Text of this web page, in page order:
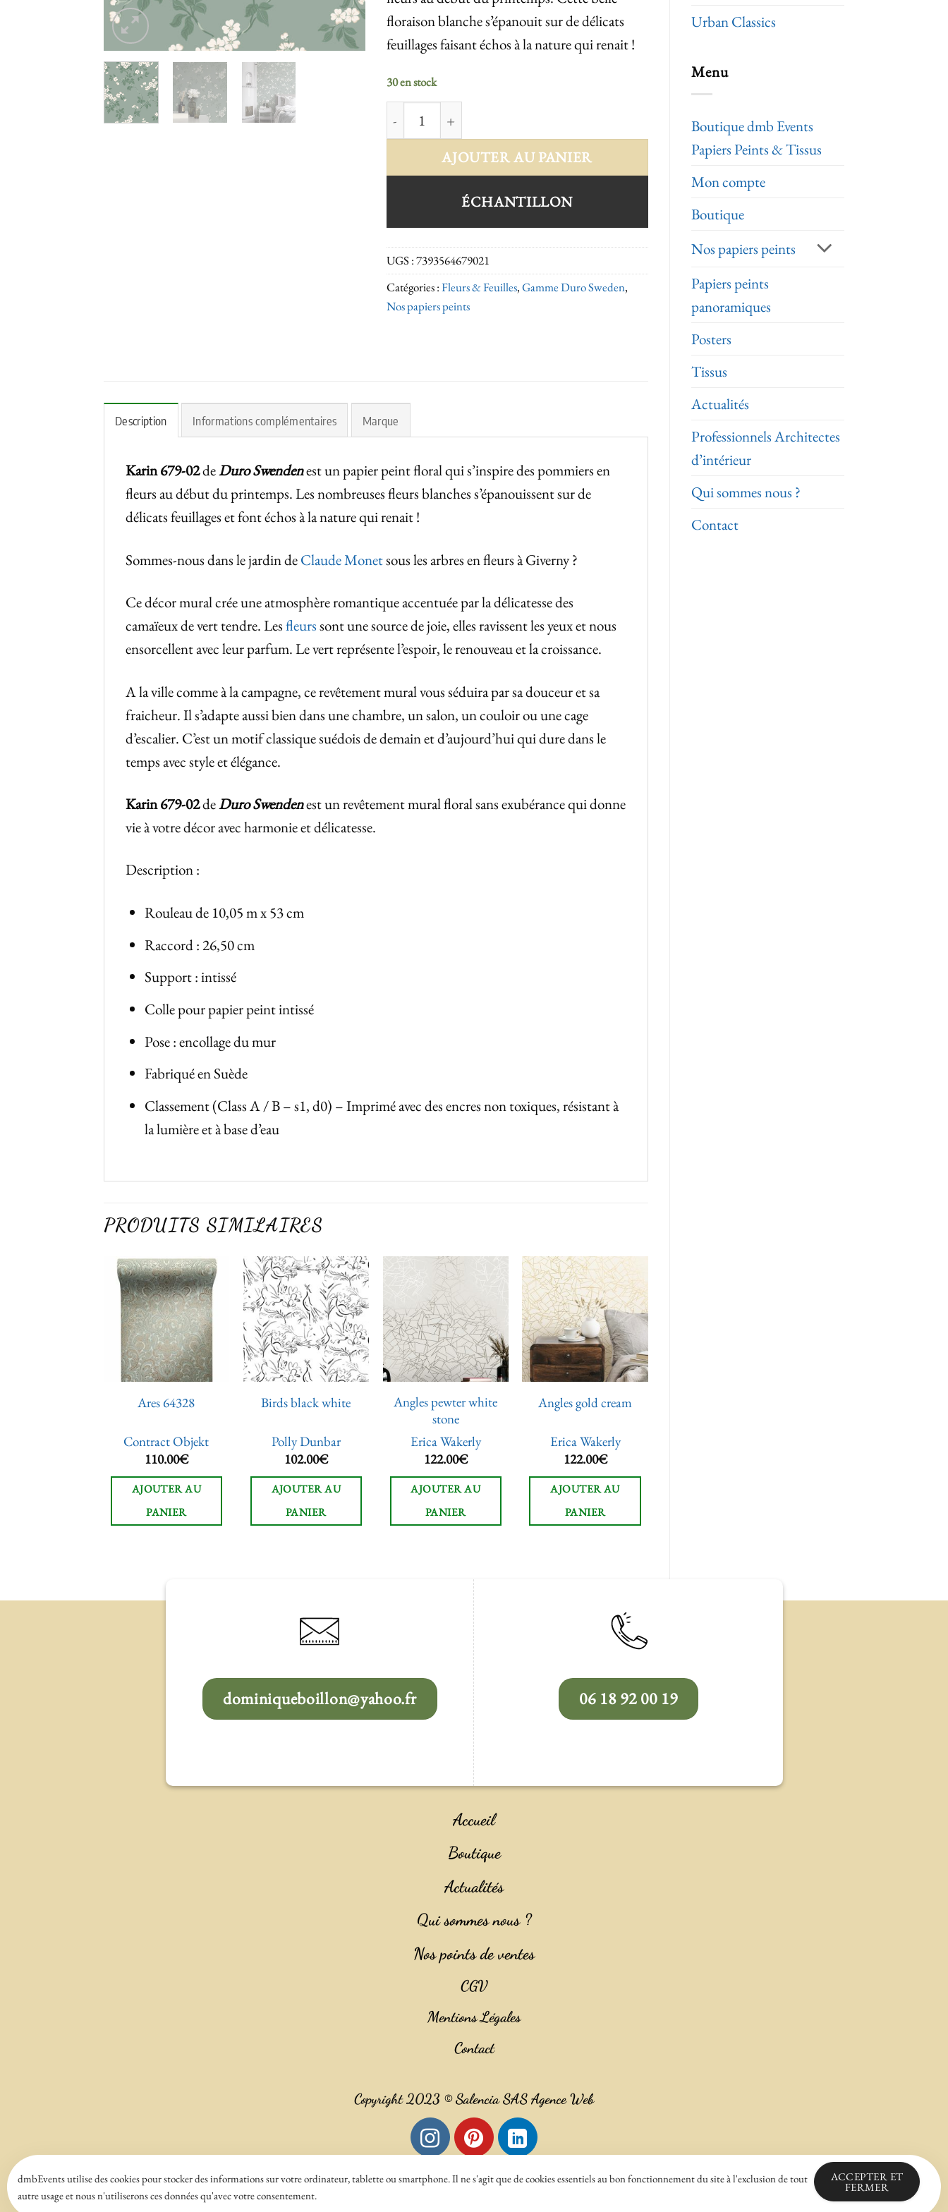
Urban Classics
Menu
Boutique dmb Events
Papiers Peints & Tissus
Mon compte
Boutique
Nos papiers peints
Papiers peints
panoramiques
Posters
Tissus
Actualités
Professionnels Architectes
d’intérieur
Qui sommes nous ?
Contact
floraison blanche s’épanouit sur de délicats
feuillages faisant échos à la nature qui renait !
30 en stock
quantité de Karin 679-02
AJOUTER AU PANIER
ÉCHANTILLON
UGS :7393564679021
Catégories :Fleurs & Feuilles,Gamme Duro Sweden,
Nos papiers peints
Description Informations complémentaires Marque
Karin 679-02deDuro Swendenest un papier peint floral qui s’inspire des pommiers en
fleurs au début du printemps. Les nombreuses fleurs blanches s’épanouissent sur de
délicats feuillages et font échos à la nature qui renait !
Sommes-nous dans le jardin deClaude Monetsous les arbres en fleurs à Giverny ?
Ce décor mural crée une atmosphère romantique accentuée par la délicatesse des
camaïeux de vert tendre. Lesfleurssont une source de joie, elles ravissent les yeux et nous
ensorcellent avec leur parfum. Le vert représente l’espoir, le renouveau et la croissance.
A la ville comme à la campagne, ce revêtement mural vous séduira par sa douceur et sa
fraicheur. Il s’adapte aussi bien dans une chambre, un salon, un couloir ou une cage
d’escalier. C’est un motif classique suédois de demain et d’aujourd’hui qui dure dans le
temps avec style et élégance.
Karin 679-02deDuro Swendenest un revêtement mural floral sans exubérance qui donne
vie à votre décor avec harmonie et délicatesse.
Description :
Rouleau de 10,05 m x 53 cm
Raccord : 26,50 cm
Support : intissé
Colle pour papier peint intissé
Pose : encollage du mur
Fabriqué en Suède
Classement (Class A / B – s1, d0) – Imprimé avec des encres non toxiques, résistant à
la lumière et à base d’eau
PRODUITS SIMILAIRES
Ajouter
à la liste
de
souhaits
Ares 64328
Contract Objekt
110.00€
AJOUTER AU
PANIER
Ajouter
à la liste
de
souhaits
Birds black white
Polly Dunbar
102.00€
AJOUTER AU
PANIER
Ajouter
à la liste
de
souhaits
Angles pewter white
stone
Erica Wakerly
122.00€
AJOUTER AU
PANIER
Ajouter
à la liste
de
souhaits
Angles gold cream
Erica Wakerly
122.00€
AJOUTER AU
PANIER
dominiqueboillon@yahoo.fr 06 18 92 00 19
Accueil
Boutique
Actualités
Qui sommes nous ?
Nos points de ventes
CGV
Mentions Légales
Contact
Copyright 2023 ©Salencia SAS Agence Web
dmbEvents utilise des cookies pour stocker des informations sur votre ordinateur, tablette ou smartphone. Il ne s'agit que de cookies essentiels au bon fonctionnement du site à l'exclusion de tout
autre usage et nous n'utiliserons ces données qu'avec votre consentement.
ACCEPTER ET
FERMER